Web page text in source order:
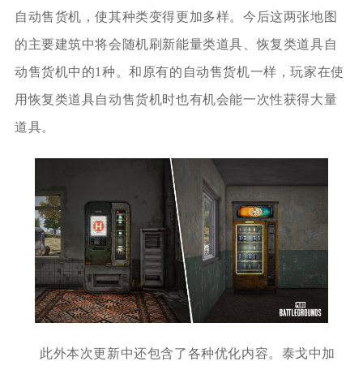
自动售货机，使其种类变得更加多样。今后这两张地图
的主要建筑中将会随机刷新能量类道具、恢复类道具自
动售货机中的1种。和原有的自动售货机一样，玩家在使
用恢复类道具自动售货机时也有机会能一次性获得大量
道具。
此外本次更新中还包含了各种优化内容。泰戈中加